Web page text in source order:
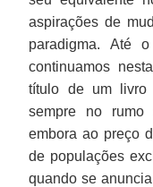
aspirações de
paradigma. Até
continuamos
título de um livro
sempre no rumo
embora ao preço
de populações
quando se